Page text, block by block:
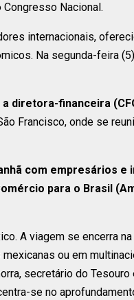
Nacional.
internacionais,
Na segunda-feira
diretora-financeira
Francisco, onde se
com empresários
para o Brasil
A viagem se encerra
ou em
secretário do
se no